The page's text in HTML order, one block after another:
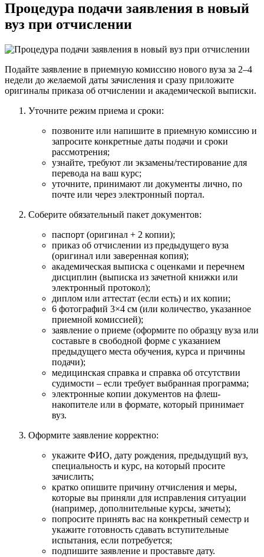
Процедура подачи заявления в новый
вуз при отчислении
Подайте заявление в приемную комиссию нового вуза за 2–4
недели до желаемой даты зачисления и сразу приложите
оригиналы приказа об отчислении и академической выписки.
Уточните режим приема и сроки:
позвоните или напишите в приемную комиссию и
запросите конкретные даты подачи и сроки
рассмотрения;
узнайте, требуют ли экзамены/тестирование для
перевода на ваш курс;
уточните, принимают ли документы лично, по
почте или через электронный портал.
Соберите обязательный пакет документов:
паспорт (оригинал + 2 копии);
приказ об отчислении из предыдущего вуза
(оригинал или заверенная копия);
академическая выписка с оценками и перечнем
дисциплин (выписка из зачетной книжки или
электронный протокол);
диплом или аттестат (если есть) и их копии;
6 фотографий 3×4 см (или количество, указанное
приемной комиссией);
заявление о приеме (оформите по образцу вуза или
составьте в свободной форме с указанием
предыдущего места обучения, курса и причины
подачи);
медицинская справка и справка об отсутствии
судимости – если требует выбранная программа;
электронные копии документов на флеш-
накопителе или в формате, который принимает
вуз.
Оформите заявление корректно:
укажите ФИО, дату рождения, предыдущий вуз,
специальность и курс, на который просите
зачислить;
кратко опишите причину отчисления и меры,
которые вы приняли для исправления ситуации
(например, дополнительные курсы, зачеты);
попросите принять вас на конкретный семестр и
укажите готовность сдавать вступительные
испытания, если потребуется;
подпишите заявление и проставьте дату.